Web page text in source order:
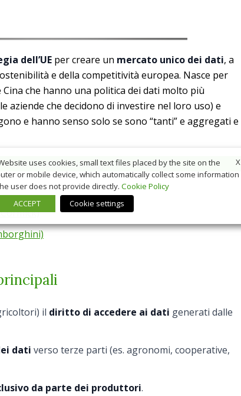
dell’UE per creare un mercato unico dei dati, a
e della competitività europea. Nasce per
che hanno una politica dei dati molto più
aziende che decidono di investire nel loro uso) e
e hanno senso solo se sono “tanti” e aggregati e
(l’elenco è in aggiornamento):
il diritto di accedere ai dati generati dalle
dati verso terze parti (es. agronomi, cooperative,
da parte dei produttori.
X
uses cookies, small text files placed by the site on the
or mobile device, which automatically collect some information
user does not provide directly. Cookie Policy
ACCEPT
Cookie settings